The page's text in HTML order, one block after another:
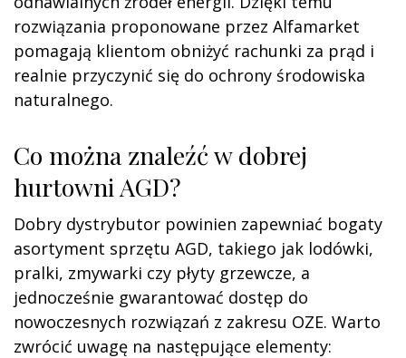
rozwiązania proponowane przez Alfamarket
pomagają klientom obniżyć rachunki za prąd i
realnie przyczynić się do ochrony środowiska
naturalnego.
Co można znaleźć w dobrej
hurtowni AGD?
Dobry dystrybutor powinien zapewniać bogaty
asortyment sprzętu AGD, takiego jak lodówki,
pralki, zmywarki czy płyty grzewcze, a
jednocześnie gwarantować dostęp do
nowoczesnych rozwiązań z zakresu OZE. Warto
zwrócić uwagę na następujące elementy: